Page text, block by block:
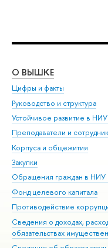
О ВЫШКЕ
Цифры и факты
Руководство и структура
Устойчивое развитие в
Преподаватели и
Корпуса и общежития
Закупки
Обращения граждан в
Фонд целевого капитала
Противодействие
Сведения о доходах,
обязательствах